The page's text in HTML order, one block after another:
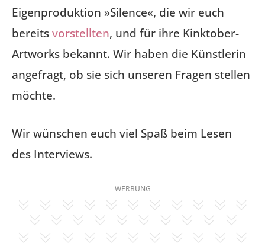
Eigenproduktion »Silence«, die wir euch
bereitsvorstellten, und für ihre Kinktober-
Artworks bekannt. Wir haben die Künstlerin
angefragt, ob sie sich unseren Fragen stellen
möchte.
Wir wünschen euch viel Spaß beim Lesen
des Interviews.
WERBUNG